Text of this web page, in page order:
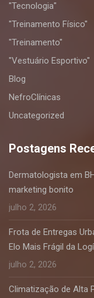
"Tecnologia"
"Treinamento Físico"
"Treinamento"
"Vestuário Esportivo"
Blog
NefroClínicas
Uncategorized
Postagens
Dermatologista em
marketing bonito
julho 2, 2026
Frota de Entregas
Elo Mais Frágil da
julho 2, 2026
Climatização de Alta